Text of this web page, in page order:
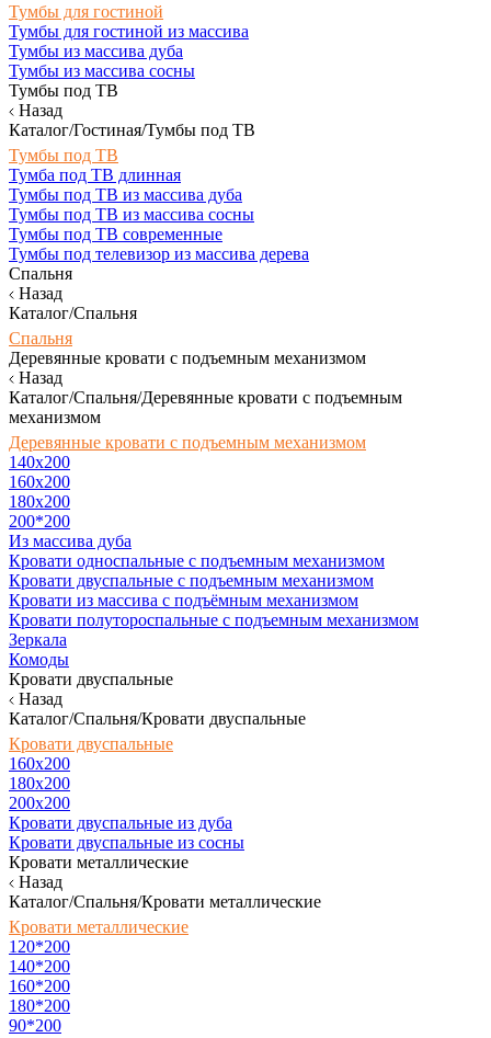
Тумбы для гостиной
Тумбы для гостиной из массива
Тумбы из массива дуба
Тумбы из массива сосны
Тумбы под ТВ
Назад
Каталог/Гостиная/Тумбы под ТВ
Тумбы под ТВ
Тумба под ТВ длинная
Тумбы под ТВ из массива дуба
Тумбы под ТВ из массива сосны
Тумбы под ТВ современные
Тумбы под телевизор из массива дерева
Спальня
Назад
Каталог/Спальня
Спальня
Деревянные кровати с подъемным механизмом
Назад
Каталог/Спальня/Деревянные кровати с подъемным
механизмом
Деревянные кровати с подъемным механизмом
140x200
160х200
180х200
200*200
Из массива дуба
Кровати односпальные с подъемным механизмом
Кровати двуспальные с подъемным механизмом
Кровати из массива с подъёмным механизмом
Кровати полутороспальные с подъемным механизмом
Зеркала
Комоды
Кровати двуспальные
Назад
Каталог/Спальня/Кровати двуспальные
Кровати двуспальные
160х200
180x200
200x200
Кровати двуспальные из дуба
Кровати двуспальные из сосны
Кровати металлические
Назад
Каталог/Спальня/Кровати металлические
Кровати металлические
120*200
140*200
160*200
180*200
90*200